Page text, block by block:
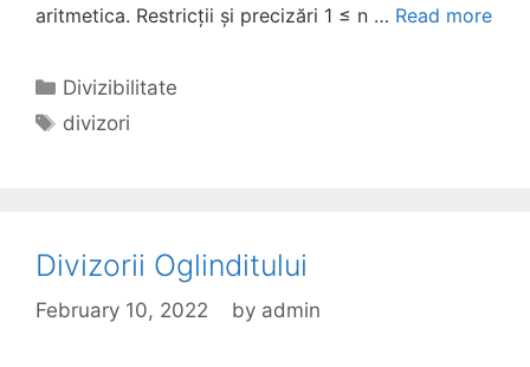
aritmetica. Restricții și precizări 1 ≤ n … Read more
Categories
Divizibilitate
Tags
divizori
Divizorii Oglinditului
February 10, 2022 by admin